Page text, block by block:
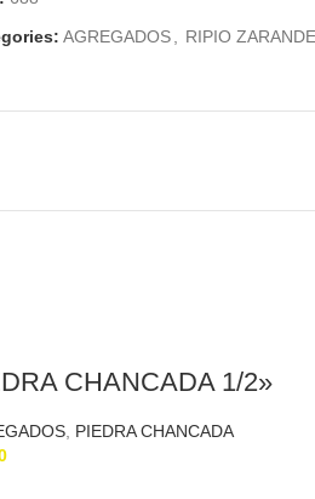
AGREGADOS RIPIO
CHANCADA 1/2»
PIEDRA CHANCADA